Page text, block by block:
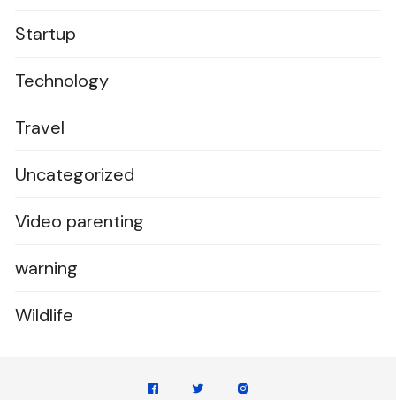
Startup
Technology
Travel
Uncategorized
Video parenting
warning
Wildlife